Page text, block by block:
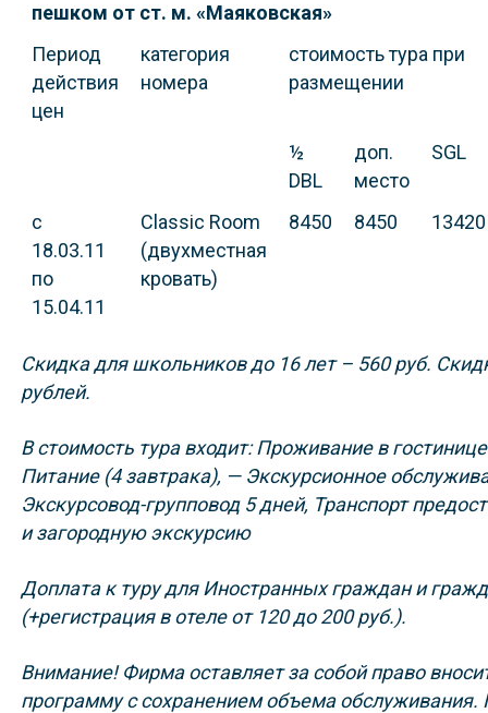
пешком от ст. м. «Маяковская»
Период
действия
цен
категория
номера
стоимость тура при
размещении
½
DBL
доп.
место
SGL
с
18.03.11
по
15.04.11
Classic Room
(двухместная
кровать)
8450 8450 13420
Скидка для школьников до 16 лет – 560 руб.
рублей.
В стоимость тура входит: Проживание в
Питание (4 завтрака), — Экскурсионное
Экскурсовод-групповод 5 дней, Транспорт
и загородную экскурсию
Доплата к туру для Иностранных граждан и
(+регистрация в отеле от 120 до 200 руб.).
Внимание!Фирма оставляет за собой право
программу с сохранением объема обслуживания.